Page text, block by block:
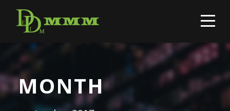
MONTH